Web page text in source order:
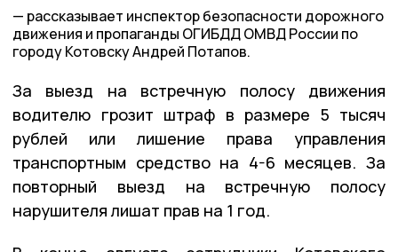
рассказывает инспектор безопасности дорожного
движения и пропаганды ОГИБДД ОМВД России по
городу Котовску Андрей Потапов.
За выезд на встречную полосу движения
водителю грозит штраф в размере 5 тысяч
рублей или лишение права управления
транспортным средство на 4-6 месяцев. За
повторный выезд на встречную полосу
нарушителя лишат прав на 1 год.